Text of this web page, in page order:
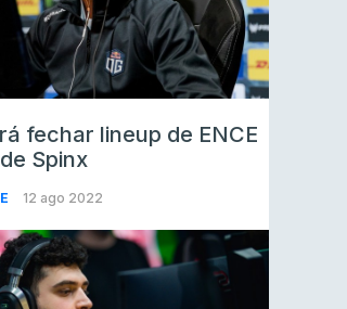
fechar lineup de ENCE
Spinx
12 ago 2022